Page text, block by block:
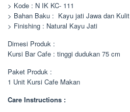
> Kode : N IK KC- 111
> Bahan Baku : Kayu jati Jawa dan Kulit
> Finishing : Natural Kayu Jati
Dimesi Produk :
Kursi Bar Cafe : tinggi dudukan 75 cm
Paket Produk :
1 Unit Kursi Cafe Makan
Care Instructions :